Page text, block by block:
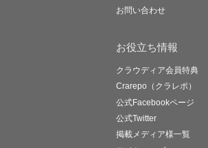
お問い合わせ
お役立ち情報
クラウディア会員特典
Crarepo（クラレポ）
公式Facebookページ
公式Twitter
掲載メディア様一覧